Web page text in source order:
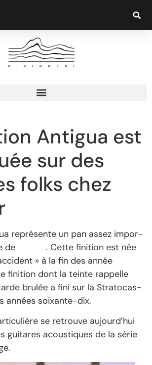
Antigua est
sur des
folks chez
repré­sente un pan assez impor­
de
. Cette fini­tion est née
» à la fin des année
fini­tion dont la teinte rappelle
brulée a fini sur la Stra­to­cas­
années soixante-dix.
se retrouve aujour­d’hui
guitares acous­tiques de la série